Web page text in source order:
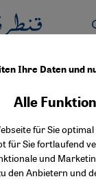
von
Ihre Daten und
Alle
für Sie
für Sie fortlaufend
und
den Anbietern und